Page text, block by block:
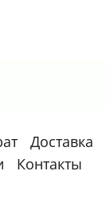
Доставка
Контакты